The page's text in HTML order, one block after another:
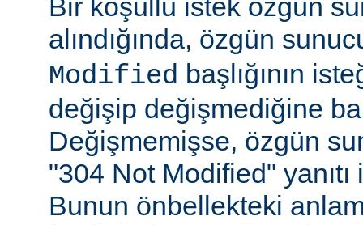
Bir koşullu istek özgün
alındığında, özgün
Modified başlığının
değişip değişmediğine
Değişmemişse, özgün
"304 Not Modified"
Bunun önbellekteki